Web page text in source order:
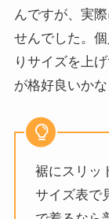
んですが、実
せんでした。
りサイズを上
が格好良いかな
裾にスリッ
サイズ表で